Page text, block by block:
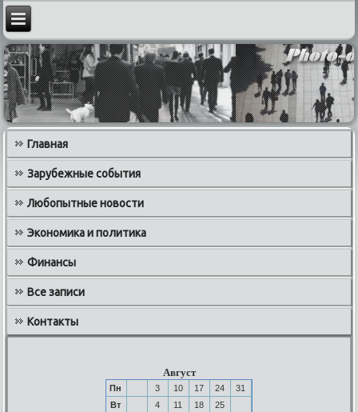
Главная
Зарубежные события
Любопытные новости
Экономика и политика
Финансы
Все записи
Контакты
Август
Пн 3 10 17 24
31
Вт
4 11 18
25